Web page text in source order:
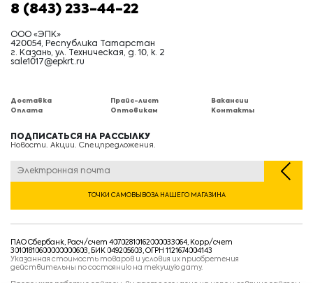
8 (843) 233-44-22
ООО «ЭПК»
420054, Республика Татарстан
г. Казань, ул. Техническая, д. 10, к. 2
sale1017@epkrt.ru
Доставка
Оплата
Прайс-лист
Оптовикам
Вакансии
Контакты
ПОДПИСАТЬСЯ НА РАССЫЛКУ
Новости. Акции. Спецпредложения.
ТОЧКИ САМОВЫВОЗА НАШЕГО МАГАЗИНА
ПАО Сбербанк, Расч/счет 40702810162000033064, Корр/счет
30101810600000000603, БИК 049205603, ОГРН 1121674004143
Указанная стоимость товаров и условия их приобретения
действительны по состоянию на текущую дату.